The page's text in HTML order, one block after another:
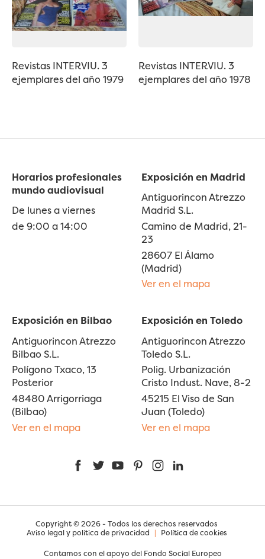
Revistas INTERVIU. 3
ejemplares del año 1979
Revistas INTERVIU. 3
ejemplares del año 1978
Horarios profesionales
mundo audiovisual
De lunes a viernes
de 9:00 a 14:00
Exposición en Madrid
Antiguorincon Atrezzo
Madrid S.L.
Camino de Madrid, 21-
23
28607 El Álamo
(Madrid)
Ver en el mapa
Exposición en Bilbao
Antiguorincon Atrezzo
Bilbao S.L.
Polígono Txaco, 13
Posterior
48480 Arrigorriaga
(Bilbao)
Ver en el mapa
Exposición en Toledo
Antiguorincon Atrezzo
Toledo S.L.
Polig. Urbanización
Cristo Indust. Nave, 8-2
45215 El Viso de San
Juan (Toledo)
Ver en el mapa
FacebookTwitterYouTubePinterestInstagram
Copyright © 2026 - Todos los derechos reservados
Aviso legal y política de privacidad | Política de cookies
Contamos con el apoyo del Fondo Social Europeo